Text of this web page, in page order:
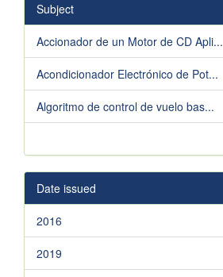
Subject
Accionador de un Motor de CD Apli...
Acondicionador Electrónico de Pot...
Algoritmo de control de vuelo bas...
Date issued
2016
2019